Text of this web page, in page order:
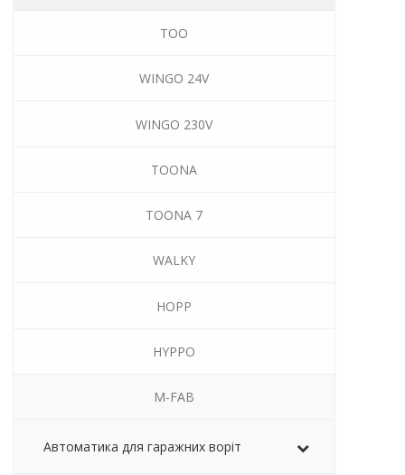
TOO
WINGO 24V
WINGO 230V
TOONA
TOONA 7
WALKY
HOPP
HYPPO
M-FAB
Автоматика для гаражних воріт